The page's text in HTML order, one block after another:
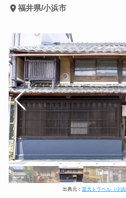
福井県/小浜市
出典元： 楽天トラベル（小浜